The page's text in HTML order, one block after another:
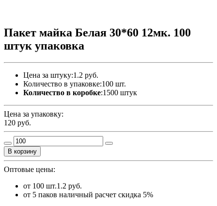
Пакет майка Белая 30*60 12мк. 100
штук упаковка
Цена за штуку:1.2 руб.
Количество в упаковке:100 шт.
Количество в коробке:1500 штук
Цена за упаковку:
120 руб.
В корзину
Оптовые цены:
от 100 шт.1.2 руб.
от 5 паков наличный расчет скидка 5%